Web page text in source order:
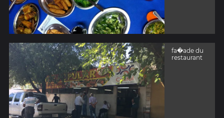
fa�ade du
restaurant